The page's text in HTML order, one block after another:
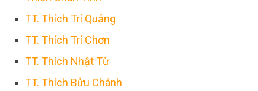
TT. Thích Trí Quảng
TT. Thích Trí Chơn
TT. Thích Nhật Từ
TT. Thích Bửu Chánh